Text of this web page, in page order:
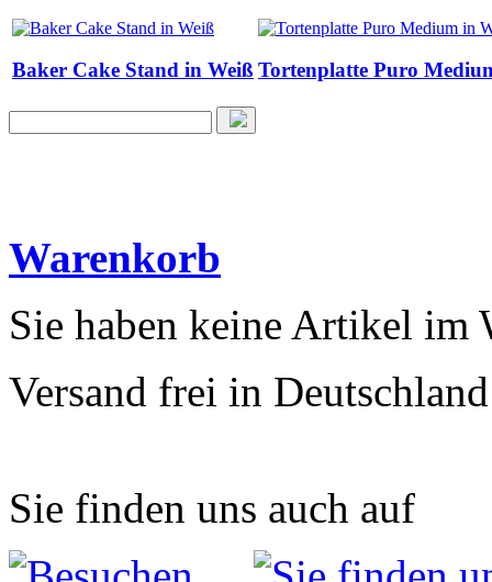
Baker Cake Stand in Weiß Tortenplatte Puro
Warenkorb
Sie haben keine Artikel im
Versand frei in
Sie finden uns auch auf